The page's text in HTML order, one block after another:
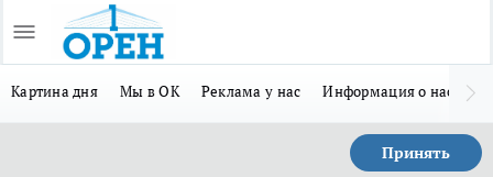
Картина дня Мы в ОК Реклама у нас Информация о нас
Принять